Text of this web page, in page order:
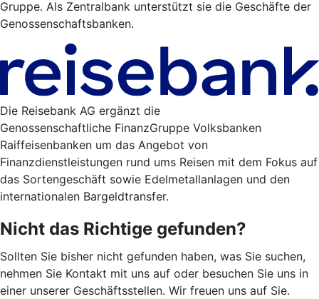
Gruppe. Als Zentralbank unterstützt sie die Geschäfte der
Genossenschaftsbanken.
Die Reisebank AG ergänzt die
Genossenschaftliche FinanzGruppe Volksbanken
Raiffeisenbanken um das Angebot von
Finanzdienstleistungen rund ums Reisen mit dem Fokus auf
das Sortengeschäft sowie Edelmetallanlagen und den
internationalen Bargeldtransfer.
Nicht das Richtige gefunden?
Sollten Sie bisher nicht gefunden haben, was Sie suchen,
nehmen Sie Kontakt mit uns auf oder besuchen Sie uns in
einer unserer Geschäftsstellen. Wir freuen uns auf Sie.